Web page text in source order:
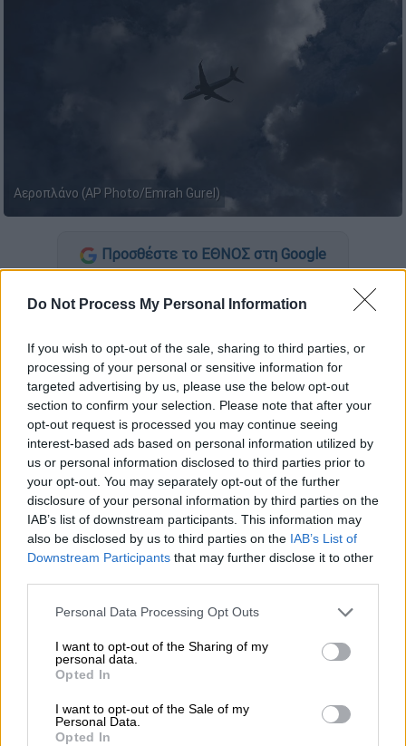
Do Not Process My Personal Information
If you wish to opt-out of the sale, sharing to third parties, or
processing of your personal or sensitive information for
targeted advertising by us, please use the below opt-out
section to confirm your selection. Please note that after your
opt-out request is processed you may continue seeing
interest-based ads based on personal information utilized by
us or personal information disclosed to third parties prior to
your opt-out. You may separately opt-out of the further
disclosure of your personal information by third parties on the
IAB’s list of downstream participants. This information may
also be disclosed by us to third parties on the IAB’s List of
Downstream Participants that may further disclose it to other
Please note that this website/app uses one or more Google
not limited to your visit or usage behaviour. You may click to
grant or deny consent to Google and its third-party tags to
use your data for below specified purposes in below Google
consent section.
Personal Data Processing Opt Outs
I want to opt-out of the Sharing of my
personal data.
Opted In
I want to opt-out of the Sale of my
Personal Data.
Opted In
Αεροπλάνο (AP Photo/Emrah Gurel)
Προσθέστε το ΕΘΝΟΣ στη Google
Ένας πιλότος τηςBritish Airwaysαπολύθηκε,
τα…στήθη γυναίκας, πριν πετάξει ένα
αεροπλάνογεμάτο επιβάτες στο Λονδίνο.
Ένα μέλος του πληρώματος καμπίνας σήμανε
συναγερμό για τη συμπεριφορά του Mike
Beaton στο ρεπό του στο Γιοχάνεσμπουργκ,
αφού της έστειλε μήνυμα για να «καυχηθεί»
για το τι είχε κάνει, αναφέρει η Sun. Η
αεροσυνοδός ισχυρίζεται ότι ο πατέρας
ενός παιδιού από τοΝτέβον της έστειλε
Ισπανίδα και μια Ουαλή τουρίστρια
Είπε ότι η ομάδα πήγε σε ένα διαμέρισμα που
ανήκε σε έναν από τους άνδρες, όπου
μοιράστηκαν ναρκωτικά. «Έχω χάσει κάπου
το πουκάμισό μου και ένα από τα ντόπια